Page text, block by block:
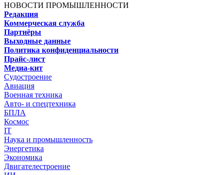
НОВОСТИ ПРОМЫШЛЕННОСТИ
Редакция
Коммерческая служба
Партнёры
Выходные данные
Политика конфиденциальности
Прайс-лист
Медиа-кит
Судостроение
Авиация
Военная техника
Авто- и спецтехника
БПЛА
Космос
IT
Наука и промышленность
Энергетика
Экономика
Двигателестроение